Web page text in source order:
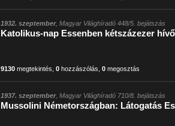
1932. szeptember, Magyar Világhíradó 448/5. bejátszás
Katolikus-nap Essenben kétszázezer
9130 megtekintés ,0 hozzászólás ,0 megosztás
1937. szeptember, Magyar Világhíradó 710/8. bejátszás
Mussolini Németországban: Látogatás